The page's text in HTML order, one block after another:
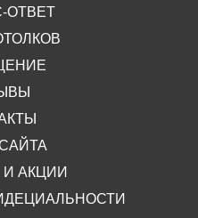
ОТВЕТ
АКЦИИ